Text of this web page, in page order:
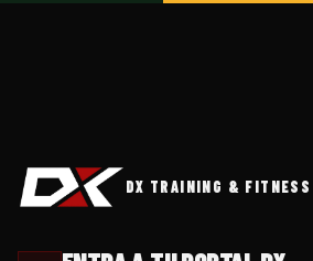
DX TRAINING & FITNESS